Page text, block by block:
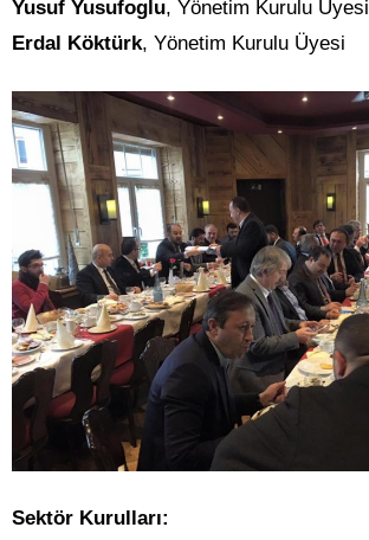
Yusuf Yusufoglu, Yönetim Kurulu Üyesi
Erdal Köktürk, Yönetim Kurulu Üyesi
Sektör Kurulları: